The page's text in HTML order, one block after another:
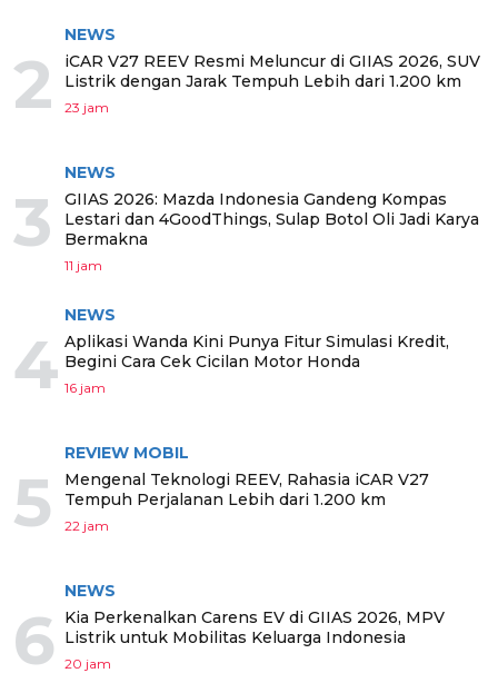
2
NEWS
iCAR V27 REEV Resmi Meluncur di GIIAS 2026, SUV
Listrik dengan Jarak Tempuh Lebih dari 1.200 km
23 jam
3
NEWS
GIIAS 2026: Mazda Indonesia Gandeng Kompas
Lestari dan 4GoodThings, Sulap Botol Oli Jadi Karya
Bermakna
11 jam
4
NEWS
Aplikasi Wanda Kini Punya Fitur Simulasi Kredit,
Begini Cara Cek Cicilan Motor Honda
16 jam
5
REVIEW MOBIL
Mengenal Teknologi REEV, Rahasia iCAR V27
Tempuh Perjalanan Lebih dari 1.200 km
22 jam
6
NEWS
Kia Perkenalkan Carens EV di GIIAS 2026, MPV
Listrik untuk Mobilitas Keluarga Indonesia
20 jam